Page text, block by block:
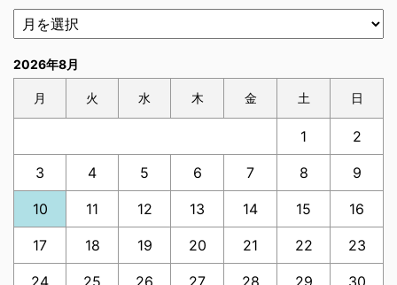
2026年8月
月 火 水 木 金 土 日
1 2
3 4 5 6 7 8 9
10 11 12 13 14 15 16
17 18 19 20 21 22 23
24 25 26 27 28 29 30